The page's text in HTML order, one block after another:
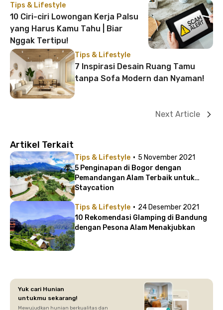
Tips & Lifestyle
10 Ciri-ciri Lowongan Kerja Palsu
yang Harus Kamu Tahu | Biar
Nggak Tertipu!
Tips & Lifestyle
7 Inspirasi Desain Ruang Tamu
tanpa Sofa Modern dan Nyaman!
Next Article
Artikel Terkait
Tips & Lifestyle · 5 November 2021
5 Penginapan di Bogor dengan
Pemandangan Alam Terbaik untuk
Staycation
Tips & Lifestyle · 24 Desember 2021
10 Rekomendasi Glamping di Bandung
dengan Pesona Alam Menakjubkan
Yuk cari Hunian
untukmu sekarang!
Mewujudkan hunian berkualitas dan